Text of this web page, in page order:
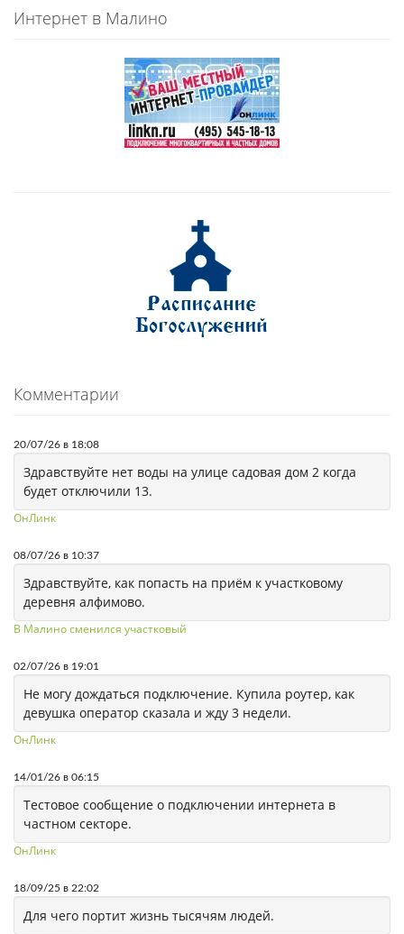
Интернет в Малино
Комментарии
20/07/26 в 18:08
Здравствуйте нет воды на улице садовая дом 2 когда
будет отключили 13.
ОнЛинк
08/07/26 в 10:37
Здравствуйте, как попасть на приём к участковому
деревня алфимово.
В Малино сменился участковый
02/07/26 в 19:01
Не могу дождаться подключение. Купила роутер, как
девушка оператор сказала и жду 3 недели.
ОнЛинк
14/01/26 в 06:15
Тестовое сообщение о подключении интернета в
частном секторе.
ОнЛинк
18/09/25 в 22:02
Для чего портит жизнь тысячям людей.